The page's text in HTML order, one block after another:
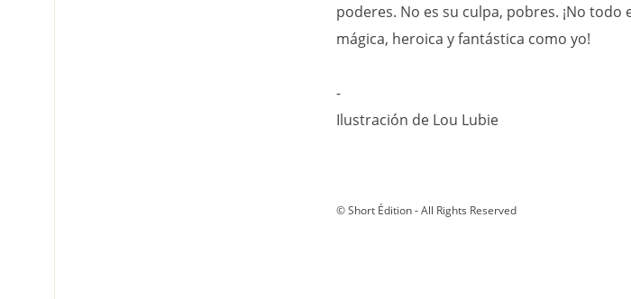
poderes. No es su culpa, pobres. ¡No
mágica, heroica y fantástica como yo!
-
Ilustración de Lou Lubie
© Short Édition - All Rights Reserved